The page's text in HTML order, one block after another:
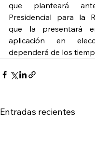
que planteará
Presidencial para la
que la presentará
aplicación en
dependerá de los
Entradas recientes